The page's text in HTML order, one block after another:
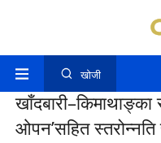
खोजी
ओपन’सहित